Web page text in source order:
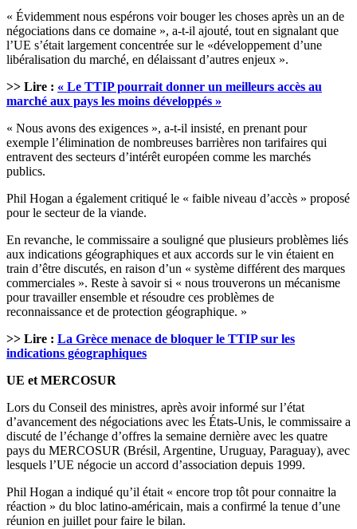
« Évidemment nous espérons voir bouger les choses après un an de
négociations dans ce domaine », a-t-il ajouté, tout en signalant que
l’UE s’était largement concentrée sur le «développement d’une
libéralisation du marché, en délaissant d’autres enjeux ».
>> Lire : « Le TTIP pourrait donner un meilleurs accès au
marché aux pays les moins développés »
« Nous avons des exigences », a-t-il insisté, en prenant pour
exemple l’élimination de nombreuses barrières non tarifaires qui
entravent des secteurs d’intérêt européen comme les marchés
publics.
Phil Hogan a également critiqué le « faible niveau d’accès » proposé
pour le secteur de la viande.
En revanche, le commissaire a souligné que plusieurs problèmes liés
aux indications géographiques et aux accords sur le vin étaient en
train d’être discutés, en raison d’un « système différent des marques
commerciales ». Reste à savoir si « nous trouverons un mécanisme
pour travailler ensemble et résoudre ces problèmes de
reconnaissance et de protection géographique. »
>> Lire : La Grèce menace de bloquer le TTIP sur les
indications géographiques
UE et MERCOSUR
Lors du Conseil des ministres, après avoir informé sur l’état
d’avancement des négociations avec les États-Unis, le commissaire a
discuté de l’échange d’offres la semaine dernière avec les quatre
pays du MERCOSUR (Brésil, Argentine, Uruguay, Paraguay), avec
lesquels l’UE négocie un accord d’association depuis 1999.
Phil Hogan a indiqué qu’il était « encore trop tôt pour connaitre la
réaction » du bloc latino-américain, mais a confirmé la tenue d’une
réunion en juillet pour faire le bilan.